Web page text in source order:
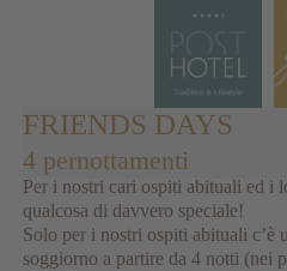
FRIENDS DAYS
4 pernottamenti
Per i nostri cari ospiti abituali ed i
qualcosa di davvero speciale!
Solo per i nostri ospiti abituali c’è
soggiorno a partire da 4 notti (nei